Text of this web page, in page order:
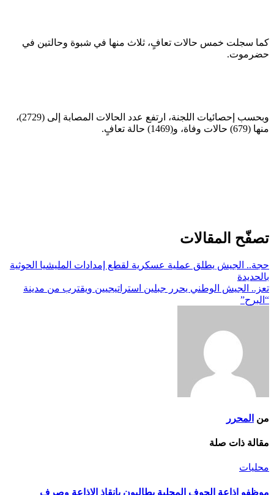
كما سجلت خمس حالات تعافٍ، ثلاث منها في شبوة وحالتين في
حضرموت.
وبحسب إحصائيات اللجنة، ارتفع عدد الحالات المصابة إلى (2729)،
منها (679) حالات وفاة، و(1469) حالة تعافٍ.
تصفّح المقالات
حجة.. الجيش يطلق عملية عسكرية لقطع إمدادات المليشيا الحوثية
بالحديدة
تعز.. الجيش الوطني يحرر جبلين استراتيجيين ويقترب من مدينة
“البرح”
من المحرر
مقالة ذات صلة
محليات
موظفو إذاعة الجوف المحلية يطالبون بإنقاذ الإذاعة وصرف